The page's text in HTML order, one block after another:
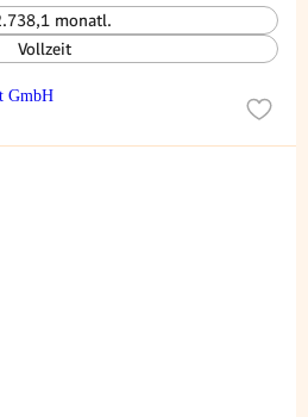
monatl.
Vollzeit
GmbH